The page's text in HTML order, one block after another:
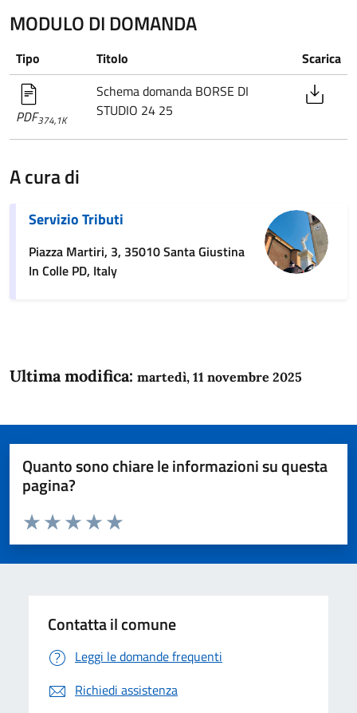
MODULO DI DOMANDA
Tipo Titolo Scarica
PDF374,1K
Schema domanda BORSE DI
STUDIO 24 25
A cura di
Servizio Tributi
Piazza Martiri, 3, 35010 Santa Giustina
In Colle PD, Italy
Ultima modifica: martedì, 11 novembre 2025
Quanto sono chiare le informazioni su questa
pagina?
Domanda
Valuta da 1 a 5 stelle la pagina
Valuta 5 stelle su 5
Valuta 4 stelle su 5
Valuta 3 stelle su 5
Valuta 2 stelle su 5
Valuta 1 stelle su 5
Contatta il comune
Leggi le domande frequenti
Richiedi assistenza